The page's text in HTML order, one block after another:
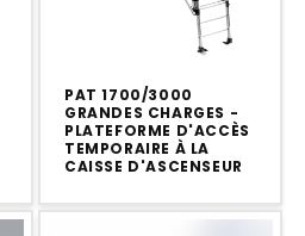
PAT 1700/3000
GRANDES CHARGES -
PLATEFORME D'ACCÈS
TEMPORAIRE À LA
CAISSE D'ASCENSEUR